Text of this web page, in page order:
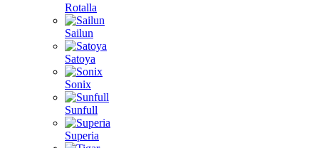
Rotalla
Sailun
Satoya
Sonix
Sunfull
Superia